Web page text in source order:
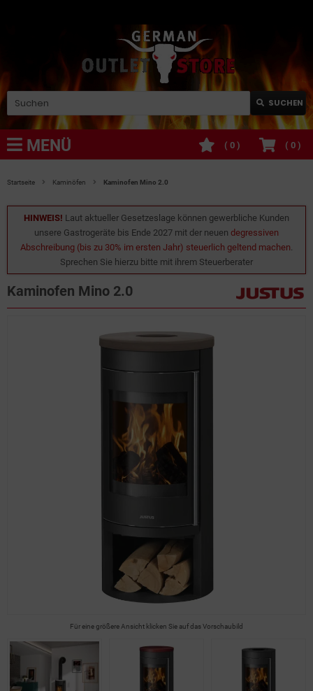
SUCHEN
MENÜ ( 0 )
( 0 )
Startseite Kaminöfen Kaminofen Mino 2.0
HINWEIS! Laut aktueller Gesetzeslage können gewerbliche Kunden
unsere Gastrogeräte bis Ende 2027 mit der neuen degressiven
Abschreibung (bis zu 30% im ersten Jahr) steuerlich geltend machen.
Sprechen Sie hierzu bitte mit ihrem Steuerberater
Kaminofen Mino 2.0
Für eine größere Ansicht klicken Sie auf das Vorschaubild